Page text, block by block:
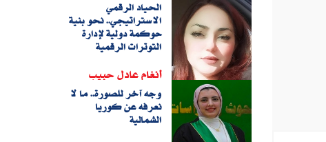
الحياد الرقمي
الاستراتيجي.. نحو بنية
حوكمة دولية لإدارة
التوترات الرقمية
أنغام عادل حبيب
وجه آخر للصورة.. ما لا
نعرفه عن كوريا
الشمالية